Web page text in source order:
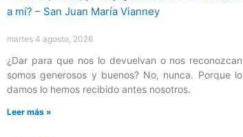
martes 4 agosto, 2026
¿Dar para que nos lo devuelvan o nos
somos generosos y buenos? No, nunca. Porque
damos lo hemos recibido antes nosotros.
Leer más »